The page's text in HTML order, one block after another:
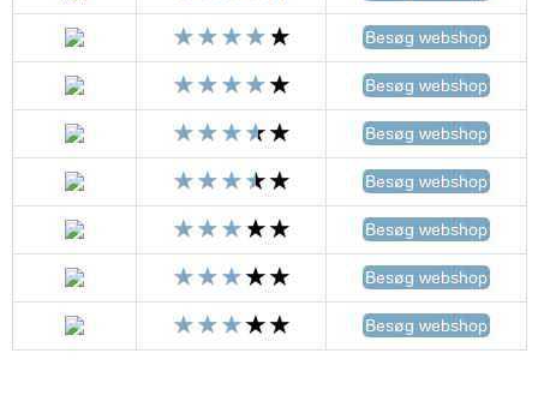
Besøg webshop
Besøg webshop
Besøg webshop
Besøg webshop
Besøg webshop
Besøg webshop
Besøg webshop